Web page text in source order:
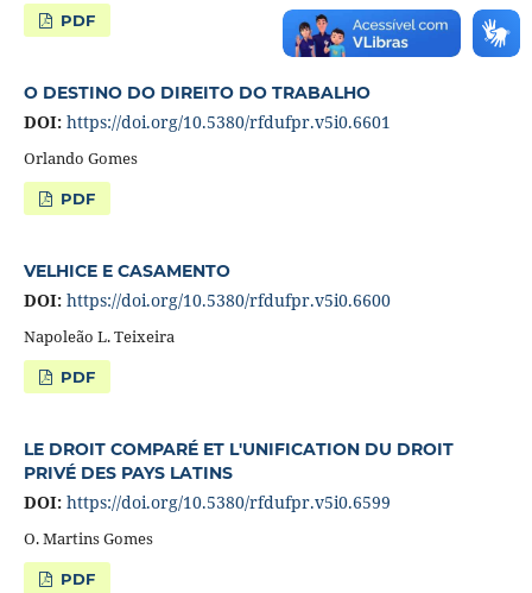
PDF
O DESTINO DO DIREITO DO TRABALHO
DOI: https://doi.org/10.5380/rfdufpr.v5i0.6601
Orlando Gomes
PDF
VELHICE E CASAMENTO
DOI: https://doi.org/10.5380/rfdufpr.v5i0.6600
Napoleão L. Teixeira
PDF
LE DROIT COMPARÉ ET L'UNIFICATION DU DROIT
PRIVÉ DES PAYS LATINS
DOI: https://doi.org/10.5380/rfdufpr.v5i0.6599
O. Martins Gomes
PDF